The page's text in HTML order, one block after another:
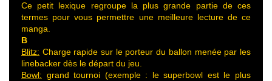
Ce petit lexique regroupe la plus grande partie de ces
termes pour vous permettre une meilleure lecture de ce
manga.
B
Blitz: Charge rapide sur le porteur du ballon menée par les
linebacker dès le départ du jeu.
Bowl: grand tournoi (exemple : le superbowl est le plus